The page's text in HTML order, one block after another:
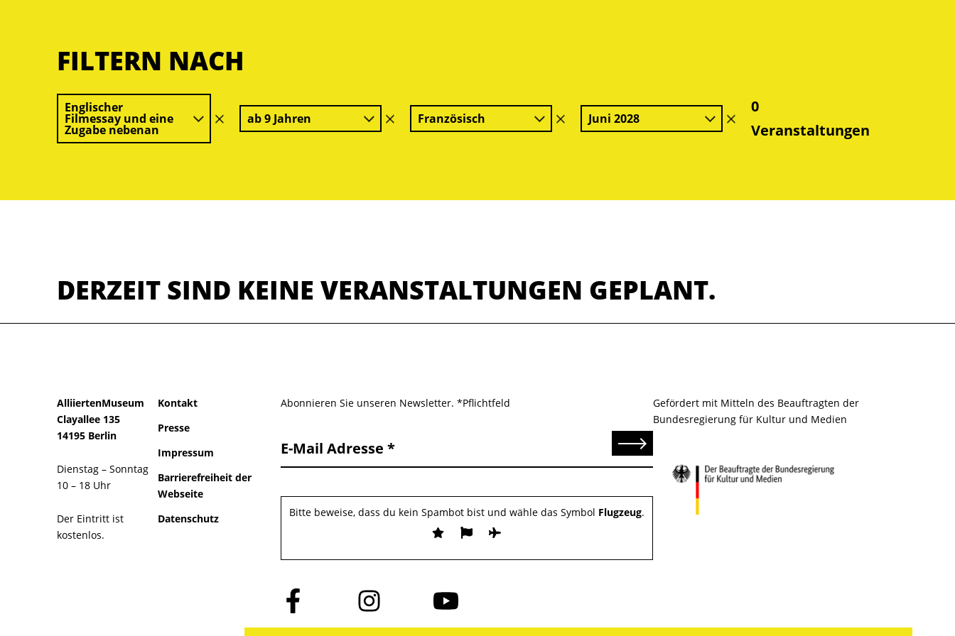
FILTERN NACH
Englischer
Filmessay und eine
Zugabe nebenan
Filter
löschen
ab 9 Jahren
Filter
löschen
Französisch
Filter
löschen
Juni 2028
Filter
löschen
0
Veranstaltungen
DERZEIT SIND KEINE VERANSTALTUNGEN GEPLANT.
AlliiertenMuseum
Clayallee 135
14195 Berlin
Dienstag – Sonntag
10 – 18 Uhr
Der Eintritt ist
kostenlos.
Kontakt
Presse
Impressum
Barrierefreiheit der
Webseite
Datenschutz
Abonnieren Sie unseren Newsletter. *Pflichtfeld
E-Mail Adresse Senden
Bitte beweise, dass du kein Spambot bist und wähle das Symbol Flugzeug.
Folge
uns
auf
Folge
uns
auf
Folge
uns
auf
Gefördert mit Mitteln des Beauftragten der
Bundesregierung für Kultur und Medien